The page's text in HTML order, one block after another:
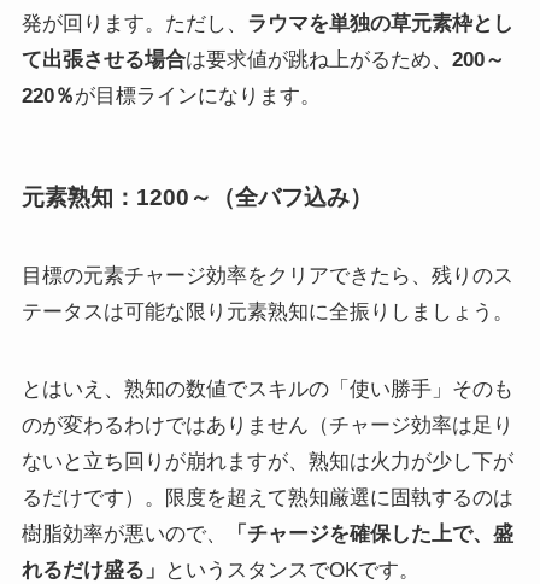
発が回ります。ただし、 ラウマを単独の草元素枠とし
て出張させる場合は要求値が跳ね上がるため、 200～
220％が目標ラインになります。
元素熟知：1200～（全バフ込み）
目標の元素チャージ効率をクリアできたら、残りのス
テータスは可能な限り元素熟知に全振りしましょう。
とはいえ、熟知の数値でスキルの「使い勝手」そのも
のが変わるわけではありません（チャージ効率は足り
ないと立ち回りが崩れますが、熟知は火力が少し下が
るだけです）。限度を超えて熟知厳選に固執するのは
樹脂効率が悪いので、
「チャージを確保した上で、盛
れるだけ盛る」
というスタンスでOKです。